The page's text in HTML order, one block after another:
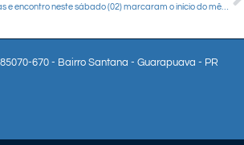
670 - Bairro Santana - Guarapuava - PR